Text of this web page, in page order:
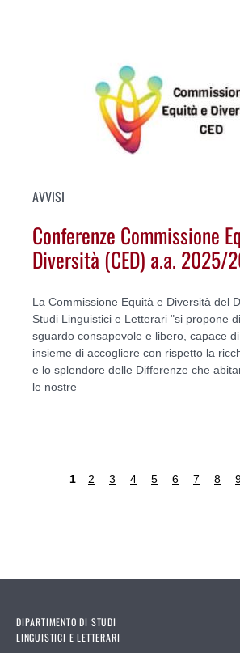
AVVISI
Conferenze Commissione
Diversità (CED) a.a. 2025/
La Commissione Equità e Diversità del
Studi Linguistici e Letterari "si propone
sguardo consapevole e libero, capace
insieme di accogliere con rispetto la
e lo splendore delle Differenze che
le nostre
1 2 3 4 5 6 7 8
DIPARTIMENTO DI STUDI
LINGUISTICI E LETTERARI